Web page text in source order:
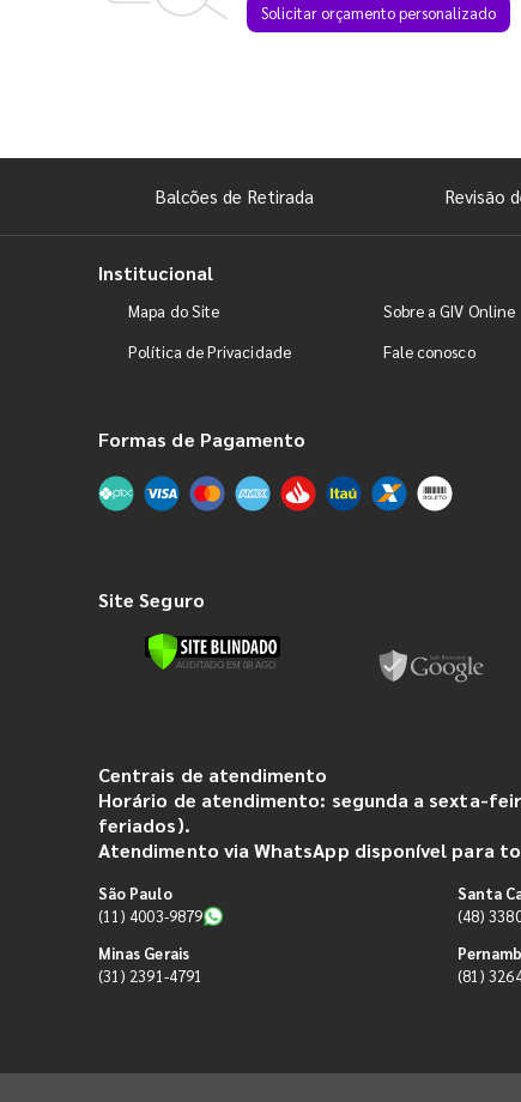
Solicitar orçamento personalizado
Balcões de Retirada Revisão
Institucional
Mapa do Site Sobre a GIV Online
Política de Privacidade
Fale conosco
Formas de Pagamento
Site Seguro
Centrais de atendimento
Horário de atendimento: segunda a sexta-
feriados).
Atendimento via WhatsApp disponível para
São Paulo
(11) 4003-9879
Minas Gerais
(31) 2391-4791
Santa
(48)
(81)